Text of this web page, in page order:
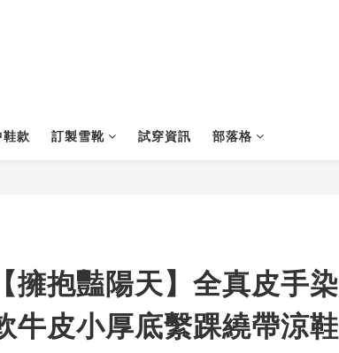
鞋款 訂製雪靴 試穿資訊 部落格
【擁抱豔陽天】全真皮手染
牛皮小厚底繫踝繞帶涼鞋